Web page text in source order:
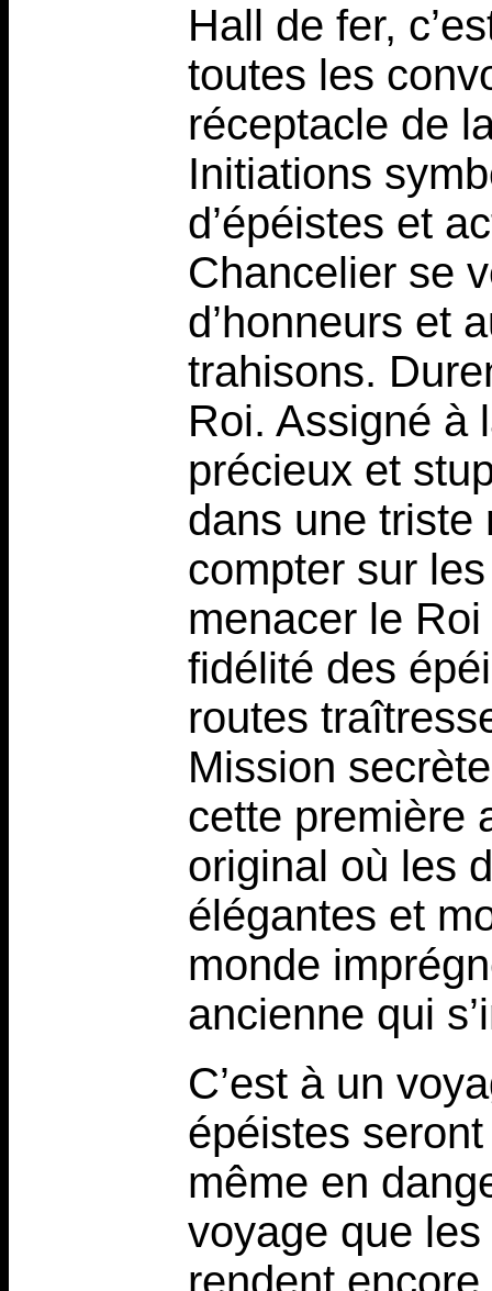
Hall de fer,
toutes les
réceptacle de
Initiations
d’épéistes et
Chancelier se
d’honneurs et
trahisons.
Roi. Assigné à
précieux et
dans une triste
compter sur
menacer le
fidélité des
routes
Mission
cette première
original où les
élégantes et
monde
ancienne qui
C’est à un
épéistes
même en
voyage que
rendent